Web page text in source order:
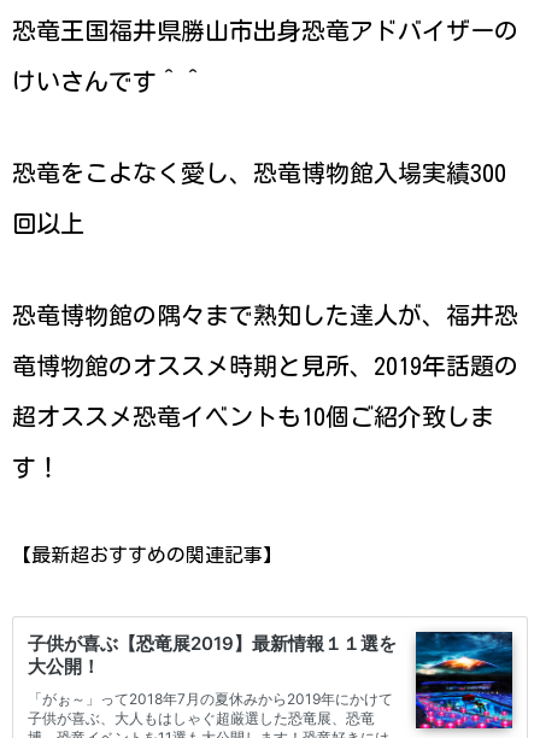
恐竜王国福井県勝山市出身恐竜アドバイザーの
けいさんです＾＾
恐竜をこよなく愛し、恐竜博物館入場実績300
回以上
恐竜博物館の隅々まで熟知した達人が、福井恐
竜博物館のオススメ時期と見所、2019年話題の
超オススメ恐竜イベントも10個ご紹介致しま
す！
【最新超おすすめの関連記事】